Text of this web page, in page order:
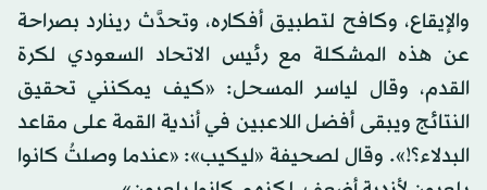
والإيقاع، وكافح لتطبيق أفكاره، وتحدَّث رينارد بصراحة
عن هذه المشكلة مع رئيس الاتحاد السعودي لكرة
القدم، وقال لياسر المسحل: «كيف يمكنني تحقيق
النتائج ويبقى أفضل اللاعبين في أندية القمة على مقاعد
البدلاء؟!». وقال لصحيفة «ليكيب»: «عندما وصلتُ كانوا